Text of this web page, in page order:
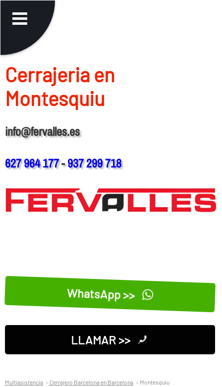
Cerrajeria en
Montesquiu
info@fervalles.es
627 964 177-937 299 718
WhatsApp >>
LLAMAR >>
Multiasistencia Cerrajero Barcelona en Barcelona Montesquiu